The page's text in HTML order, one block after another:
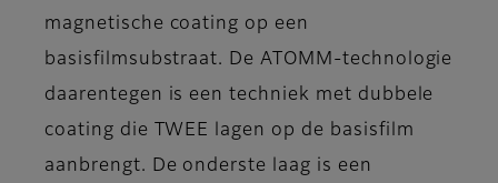
magnetische coating op een
basisfilmsubstraat. De ATOMM-technologie
daarentegen is een techniek met dubbele
coating die TWEE lagen op de basisfilm
aanbrengt. De onderste laag is een